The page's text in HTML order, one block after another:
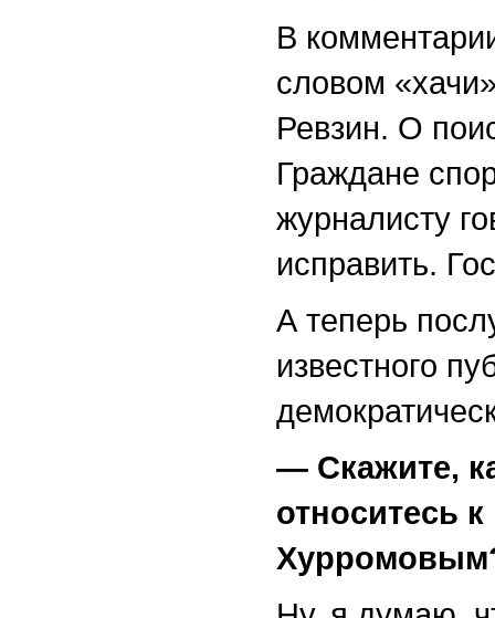
В
словом
Ревзин. О
Граждане
журналисту
исправить.
А теперь
известного
— Скажите,
относитесь
Хурро